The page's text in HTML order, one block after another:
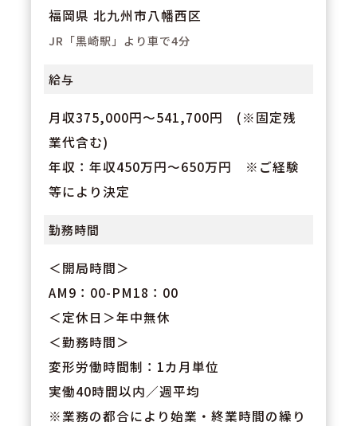
福岡県 北九州市八幡西区
JR「黒崎駅」より車で4分
給与
月収375,000円～541,700円 (※固定残
業代含む)
年収：年収450万円～650万円 ※ご経験
等により決定
勤務時間
＜開局時間＞
AM9：00-PM18：00
＜定休日＞年中無休
＜勤務時間＞
変形労働時間制：1カ月単位
実働40時間以内／週平均
※業務の都合により始業・終業時間の繰り